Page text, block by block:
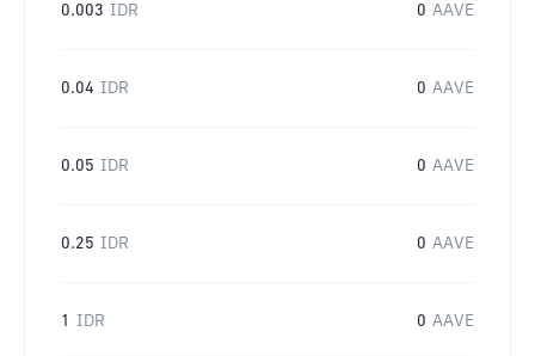
0.003 IDR 0 AAVE
0.04 IDR 0 AAVE
0.05 IDR 0 AAVE
0.25 IDR 0 AAVE
1 IDR 0 AAVE